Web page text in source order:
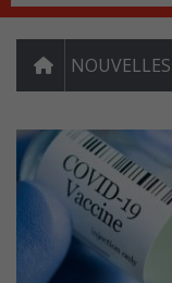
NOUVELLES